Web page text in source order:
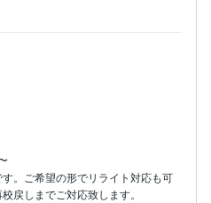
。ご希望の形でリライト対応も可
戻しまでご対応致します。